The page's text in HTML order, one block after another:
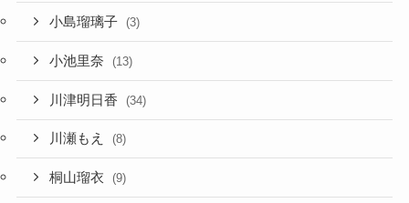
小島瑠璃子 (3)
小池里奈 (13)
川津明日香 (34)
川瀬もえ (8)
桐山瑠衣 (9)